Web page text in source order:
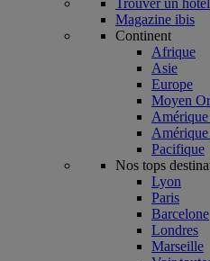
Trouver un hôtel
Magazine ibis
Continent
Afrique
Asie
Europe
Moyen
Pacifique
Nos tops
Lyon
Paris
Barcelone
Londres
Marseille